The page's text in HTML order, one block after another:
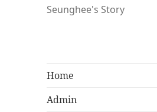
Seunghee's Story
Home
Admin